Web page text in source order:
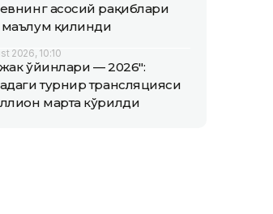
асосий рақиблари
қилинди
2026, 10:10
ўйинлари — 2026":
турнир трансляцияси
марта кўрилди